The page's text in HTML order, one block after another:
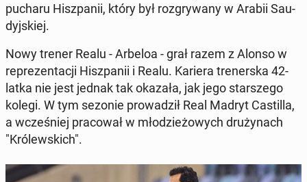
pu­cha­ru Hisz­pa­nii, który był roz­gry­wa­ny w Arabii Sau­
dyj­skiej.
Nowy trener Realu - Arbeloa - grał razem z Alonso w
re­pre­zen­ta­cji Hisz­pa­nii i Realu. Kariera tre­ner­ska 42-
latka nie jest jednak tak okazała, jak jego star­sze­go
kolegi. W tym sezonie pro­wa­dził Real Madryt Ca­stil­la,
a wcze­śniej pra­co­wał w mło­dzie­żo­wych dru­ży­nach
"Kró­lew­skich".